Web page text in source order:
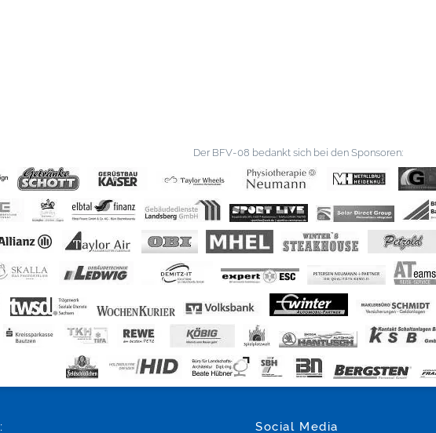
Der BFV-08 bedankt sich bei den Sponsoren:
Social Media